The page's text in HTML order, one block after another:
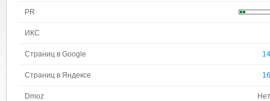
PR
ИКС
Страниц в Google 14
Страниц в Яндексе 16
Dmoz Нет